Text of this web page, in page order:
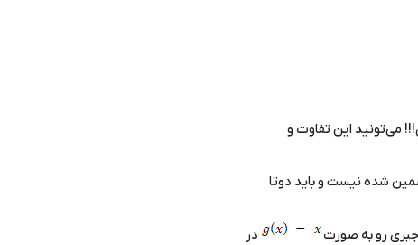
می‌تونید این تفاوت و
شده نیست و باید دوتا
جبری رو به صورت
در